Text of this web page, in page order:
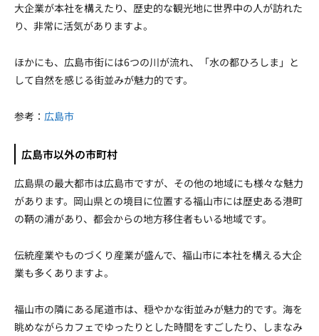
大企業が本社を構えたり、歴史的な観光地に世界中の人が訪れた
り、非常に活気がありますよ。
ほかにも、広島市街には6つの川が流れ、「水の都ひろしま」と
して自然を感じる街並みが魅力的です。
参考： 広島市
広島市以外の市町村
広島県の最大都市は広島市ですが、その他の地域にも様々な魅力
があります。岡山県との境目に位置する福山市には歴史ある港町
の鞆の浦があり、都会からの地方移住者もいる地域です。
伝統産業やものづくり産業が盛んで、福山市に本社を構える大企
業も多くありますよ。
福山市の隣にある尾道市は、穏やかな街並みが魅力的です。海を
眺めながらカフェでゆったりとした時間をすごしたり、しまなみ